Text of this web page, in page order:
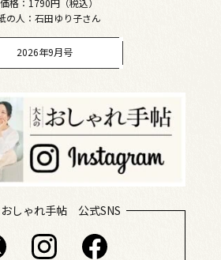
の人：石田ゆり子さん
2026年9月号
しゃれ手帖 公式SNS